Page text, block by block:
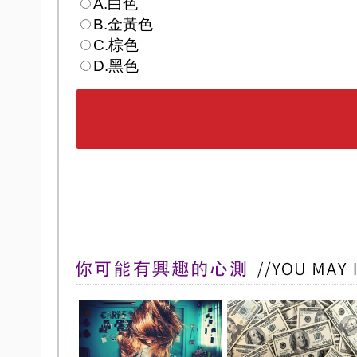
A.白色
B.金黃色
C.棕色
D.黑色